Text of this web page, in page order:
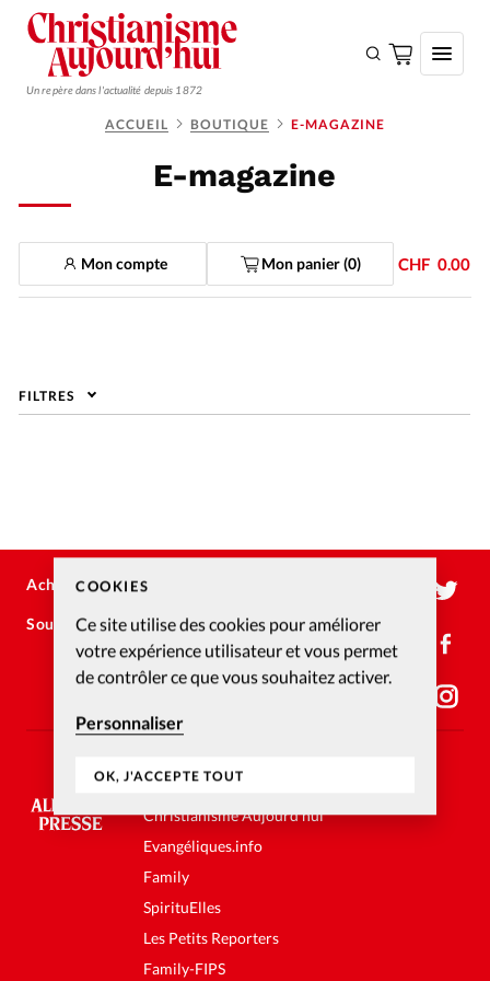
COOKIES
Ce site utilise des cookies pour améliorer
votre expérience utilisateur et vous permet
de contrôler ce que vous souhaitez activer.
Personnaliser
OK, J'ACCEPTE TOUT
Un repère dans l'actualité depuis 1872
Monde
Eglises
Opinions
Emploi
Tous les articles
Actualité internationale
Chronique
Culture
Dossier
Eglises Foi Génération réveil
Monde
Société
Tour du monde des Eglises
ACCUEIL BOUTIQUE E-MAGAZINE
E-magazine
Mon compte Mon panier (0) CHF 0.00
FILTRES
Acheter
Soutenir Nous contacter
LES SITES ALLIANCE PRESSE
Christianisme Aujourd'hui
Evangéliques.info
Family
SpirituElles
Les Petits Reporters
Family-FIPS